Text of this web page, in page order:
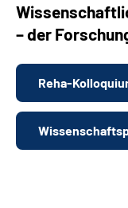
– der
Reha-